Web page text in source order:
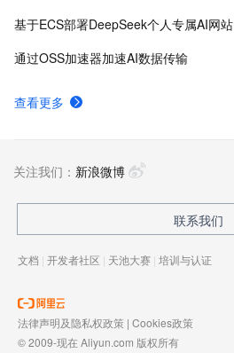
基于ECS部署DeepSeek个人专属AI网站
通过OSS加速器加速AI数据传输
查看更多
关注我们： 新浪微博
联系我们
文档 | 开发者社区 | 天池大赛 | 培训与认证
法律声明及隐私权政策 | Cookies政策
© 2009-现在 Aliyun.com 版权所有